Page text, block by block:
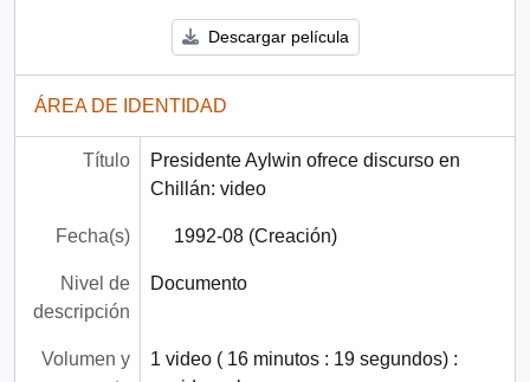
Descargar película
ÁREA DE IDENTIDAD
Título
Presidente Aylwin ofrece discurso en
Chillán: video
Fecha(s) 1992-08 (Creación)
Nivel de
descripción
Documento
Volumen y
1 video ( 16 minutos : 19 segundos) :